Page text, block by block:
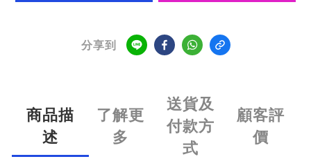
分享到
商品描
述
了解更
多
送貨及
付款方
式
顧客評
價